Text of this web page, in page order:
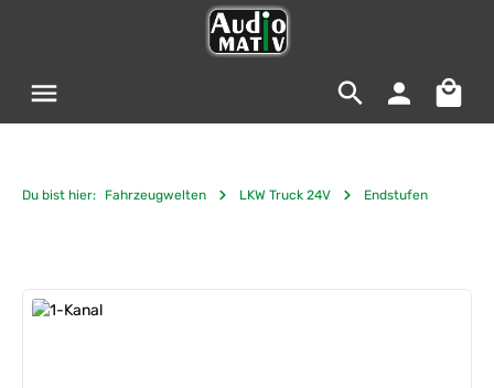
Du bist hier: Fahrzeugwelten LKW Truck 24V Endstufen
Kategoriegalerie überspringen